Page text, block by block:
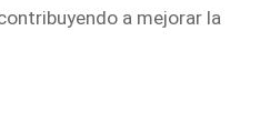
a mejorar la